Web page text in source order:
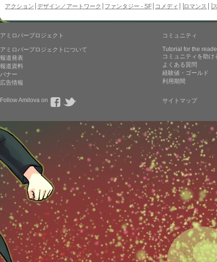
アクション デザイン／アートワーク ファンタジー - SF コメディ ロマンス
アミロバープロジェクト
アミロバープロジェクトについて
報道発表
報道資料
バナー
広告情報
コミュニティ
Tutorial for the
コミュニティを助け
よくある質問
経験値・ゴールド
利用期間
Follow Amilova on サイトマップ